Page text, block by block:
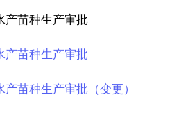
产苗种生产审批
产苗种生产审批
产苗种生产审批（变更）